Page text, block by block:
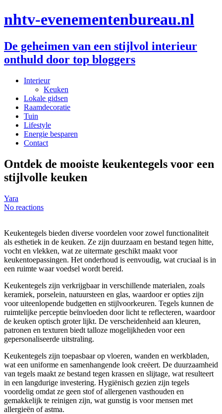
nhtv-evenementenbureau.nl
De geheimen van een stijlvol interieur
onthuld door top bloggers
Interieur
Keuken
Lokale gidsen
Raamdecoratie
Tuin
Lifestyle
Energie besparen
Contact
Ontdek de mooiste keukentegels voor een
stijlvolle keuken
Yara
No reactions
Keukentegels bieden diverse voordelen voor zowel functionaliteit
als esthetiek in de keuken. Ze zijn duurzaam en bestand tegen hitte,
vocht en vlekken, wat ze uitermate geschikt maakt voor
keukentoepassingen. Het onderhoud is eenvoudig, wat cruciaal is in
een ruimte waar voedsel wordt bereid.
Keukentegels zijn verkrijgbaar in verschillende materialen, zoals
keramiek, porselein, natuursteen en glas, waardoor er opties zijn
voor uiteenlopende budgetten en stijlvoorkeuren. Tegels kunnen de
ruimtelijke perceptie beïnvloeden door licht te reflecteren, waardoor
de keuken optisch groter lijkt. De verscheidenheid aan kleuren,
patronen en texturen biedt talloze mogelijkheden voor een
gepersonaliseerde uitstraling.
Keukentegels zijn toepasbaar op vloeren, wanden en werkbladen,
wat een uniforme en samenhangende look creëert. De duurzaamheid
van tegels maakt ze bestand tegen krassen en slijtage, wat resulteert
in een langdurige investering. Hygiënisch gezien zijn tegels
voordelig omdat ze geen stof of allergenen vasthouden en
gemakkelijk te reinigen zijn, wat gunstig is voor mensen met
allergieën of astma.